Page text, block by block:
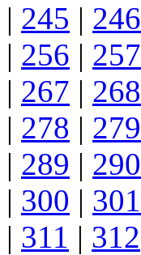
| 245 | 246
| 256 | 257
| 267 | 268
| 278 | 279
| 289 | 290
| 300 | 301
| 311 | 312